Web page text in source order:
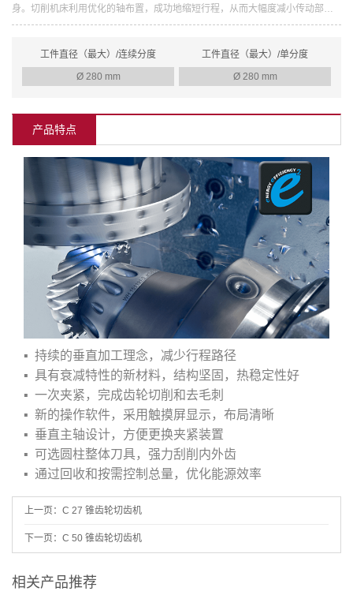
身。切削机床利用优化的轴布置，成功地缩短行程，从而大幅度减小传动部件
载荷，提高整个系统的刚性。此外，集成的去毛刺刀具配合PULSAR方法，实
工件直径（最大）/连续分度
工件直径（最大）/单分度
Ø 280 mm
Ø 280 mm
产品特点
▪ 持续的垂直加工理念，减少行程路径
▪ 具有衰减特性的新材料，结构坚固，热稳定性好
▪ 一次夹紧，完成齿轮切削和去毛刺
▪ 新的操作软件，采用触摸屏显示，布局清晰
▪ 垂直主轴设计，方便更换夹紧装置
▪ 可选圆柱整体刀具，强力刮削内外齿
▪ 通过回收和按需控制总量，优化能源效率
上一页： C 27 锥齿轮切齿机
下一页： C 50 锥齿轮切齿机
相关产品推荐